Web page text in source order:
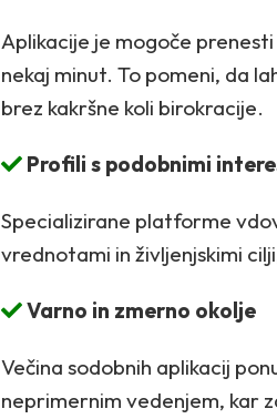
Aplikacije je mogoče
nekaj minut. To pomeni, da
brez kakršne koli birokracije.
Profili s podobnimi
Specializirane platforme
vrednotami in življenjskimi
Varno in zmerno okolje
Večina sodobnih aplikacij
neprimernim vedenjem, kar